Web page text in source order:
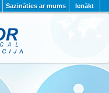
Ienākt
Sazināties ar mums
KONTAKTI